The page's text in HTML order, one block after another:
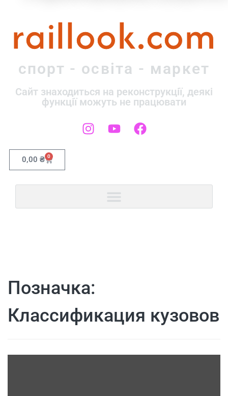
raillook.com
спорт - освіта - маркет
Сайт знаходиться на реконструкції, деякі
функції можуть не працювати
0,00 ₴ 0
Позначка:
Классификация кузовов